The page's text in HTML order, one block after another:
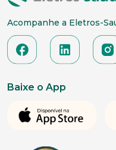
Acompanhe a Eletros-
Baixe o App